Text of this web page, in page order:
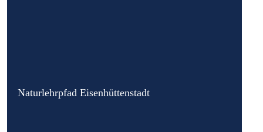
Naturlehrpfad Eisenhüttenstadt